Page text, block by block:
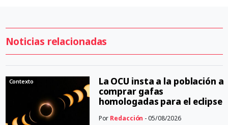
Noticias relacionadas
Contexto
La OCU insta a la población a
comprar gafas
homologadas para el eclipse
Por Redacción - 05/08/2026